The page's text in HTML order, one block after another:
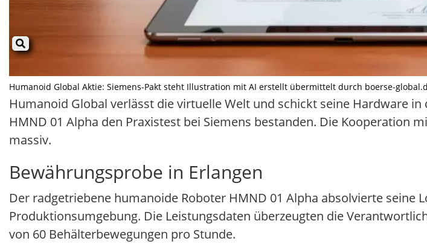
Humanoid Global Aktie: Siemens-Pakt steht Illustration mit AI erstellt übermittelt durch boerse-
Humanoid Global verlässt die virtuelle Welt und schickt seine Hardware
HMND 01 Alpha den Praxistest bei Siemens bestanden. Die Kooperation
massiv.
Bewährungsprobe in Erlangen
Der radgetriebene humanoide Roboter HMND 01 Alpha absolvierte seine
Produktionsumgebung. Die Leistungsdaten überzeugten die
von 60 Behälterbewegungen pro Stunde.